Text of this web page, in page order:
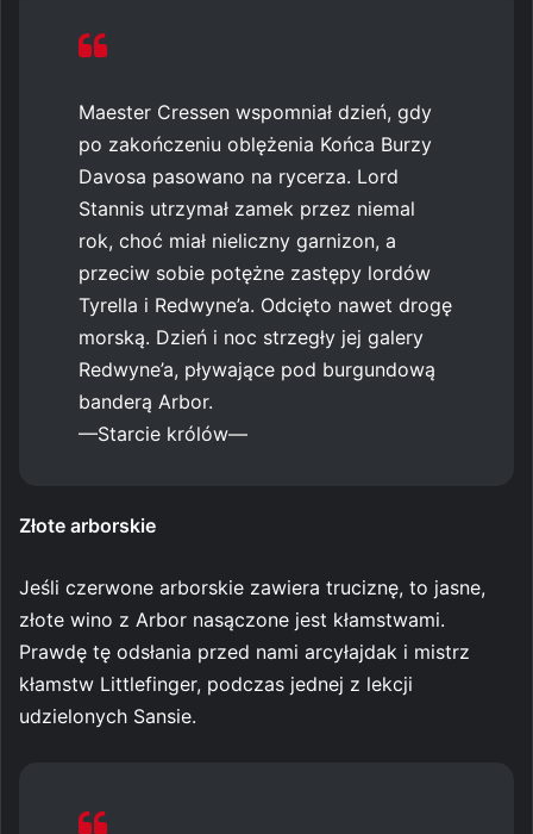
Maester Cressen wspomniał dzień, gdy
po zakończeniu oblężenia Końca Burzy
Davosa pasowano na rycerza. Lord
Stannis utrzymał zamek przez niemal
rok, choć miał nieliczny garnizon, a
przeciw sobie potężne zastępy lordów
Tyrella i Redwyne’a. Odcięto nawet drogę
morską. Dzień i noc strzegły jej galery
Redwyne’a, pływające pod burgundową
banderą Arbor.
—Starcie królów—
Złote arborskie
Jeśli czerwone arborskie zawiera truciznę, to jasne,
złote wino z Arbor nasączone jest kłamstwami.
Prawdę tę odsłania przed nami arcyłajdak i mistrz
kłamstw Littlefinger, podczas jednej z lekcji
udzielonych Sansie.